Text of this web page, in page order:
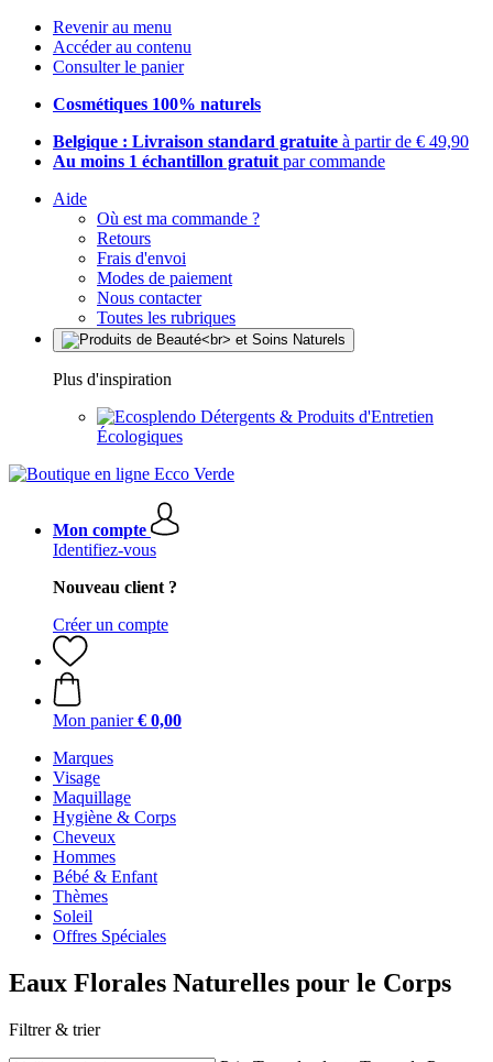
Revenir au menu
Accéder au contenu
Consulter le panier
Cosmétiques 100% naturels
Belgique : Livraison standard gratuite à partir de € 49,90
Au moins 1 échantillon gratuit par commande
Aide
Où est ma commande ?
Retours
Frais d'envoi
Modes de paiement
Nous contacter
Toutes les rubriques
Plus d'inspiration
Détergents & Produits d'Entretien
Écologiques
Mon compte
Identifiez-vous
Nouveau client ?
Créer un compte
Mon panier € 0,00
Marques
Visage
Maquillage
Hygiène & Corps
Cheveux
Hommes
Bébé & Enfant
Thèmes
Soleil
Offres Spéciales
Eaux Florales Naturelles pour le Corps
Filtrer & trier